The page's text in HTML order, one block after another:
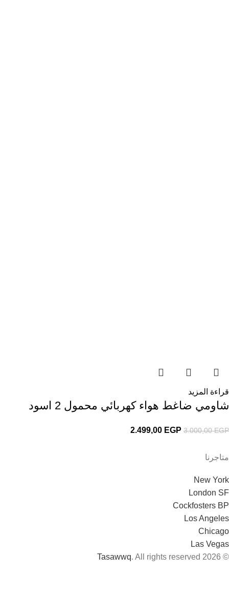
قراءة المزيد
شاومي ضاغط هواء كهربائي محمول 2 اسود
3.000,00EGP
2.499,00 EGP
متاجرنا
New York
London SF
Cockfosters BP
Los Angeles
Chicago
Las Vegas
© 2026
Tasawwq. All rights reserved